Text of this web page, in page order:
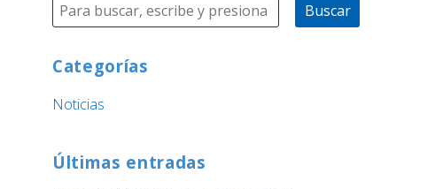
Buscar
Categorías
Noticias
Últimas entradas